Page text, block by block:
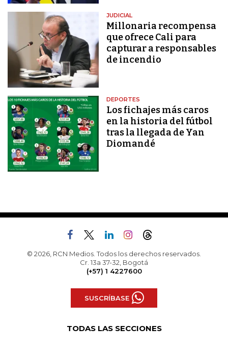
JUDICIAL
Millonaria recompensa
que ofrece Cali para
capturar a responsables
de incendio
DEPORTES
Los fichajes más caros
en la historia del fútbol
tras la llegada de Yan
Diomandé
© 2026, RCN Medios. Todos los derechos reservados.
Cr. 13a 37-32, Bogotá
(+57) 1 4227600
SUSCRÍBASE
TODAS LAS SECCIONES